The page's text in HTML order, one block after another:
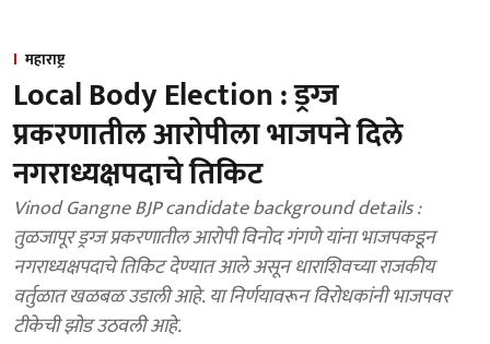
महाराष्ट्र
Local Body Election : ड्रग्ज
प्रकरणातील आरोपीला भाजपने दिले
नगराध्यक्षपदाचे तिकिट
Vinod Gangne BJP candidate background details :
तुळजापूर ड्रग्ज प्रकरणातील आरोपी विनोद गंगणे यांना भाजपकडून
नगराध्यक्षपदाचे तिकिट देण्यात आले असून धाराशिवच्या राजकीय
वर्तुळात खळबळ उडाली आहे. या निर्णयावरून विरोधकांनी भाजपवर
टीकेची झोड उठवली आहे.